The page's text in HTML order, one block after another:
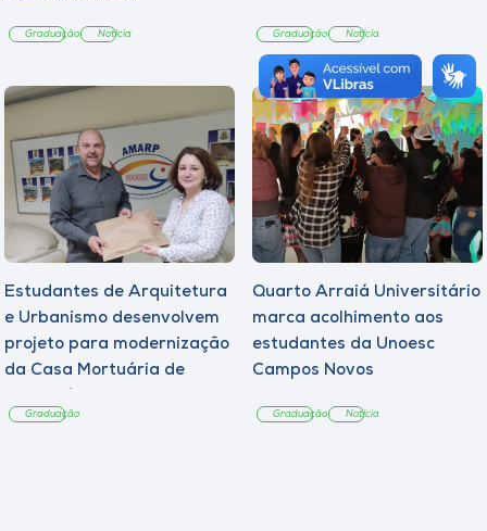
Graduação Notícia Graduação Notícia
Estudantes de Arquitetura
e Urbanismo desenvolvem
projeto para modernização
da Casa Mortuária de
Graduação
Quarto Arraiá Universitário
marca acolhimento aos
estudantes da Unoesc
Campos Novos
Graduação Notícia